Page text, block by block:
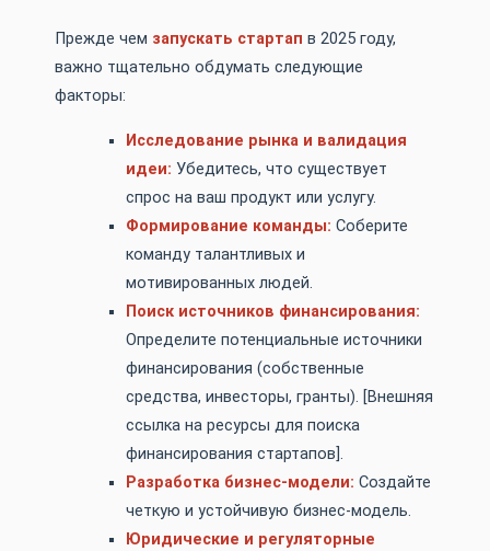
Прежде чем запускать стартап в 2025 году,
важно тщательно обдумать следующие
факторы:
Исследование рынка и валидация
идеи: Убедитесь, что существует
спрос на ваш продукт или услугу.
Формирование команды: Соберите
команду талантливых и
мотивированных людей.
Поиск источников финансирования:
Определите потенциальные источники
финансирования (собственные
средства, инвесторы, гранты). [Внешняя
ссылка на ресурсы для поиска
финансирования стартапов].
Разработка бизнес-модели: Создайте
четкую и устойчивую бизнес-модель.
Юридические и регуляторные